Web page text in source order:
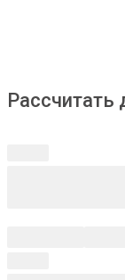
Рассчитать